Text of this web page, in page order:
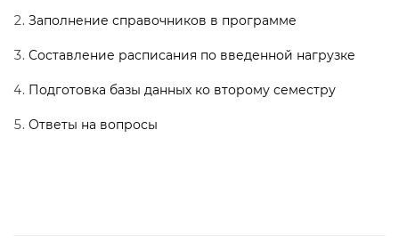
Заполнение справочников в программе
Составление расписания по введенной нагрузке
Подготовка базы данных ко второму семестру
Ответы на вопросы